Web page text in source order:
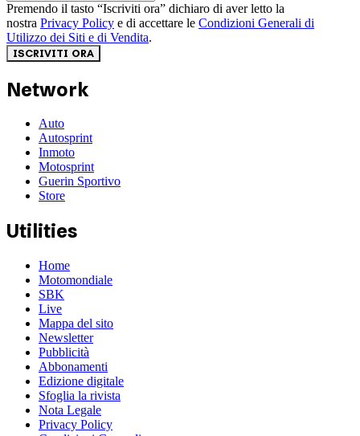
Premendo il tasto “Iscriviti ora” dichiaro di aver letto la
nostra Privacy Policy e di accettare le Condizioni Generali di
Utilizzo dei Siti e di Vendita.
ISCRIVITI ORA
Network
Auto
Autosprint
Inmoto
Motosprint
Guerin Sportivo
Store
Utilities
Home
Motomondiale
SBK
Live
Mappa del sito
Newsletter
Pubblicità
Abbonamenti
Edizione digitale
Sfoglia la rivista
Nota Legale
Privacy Policy